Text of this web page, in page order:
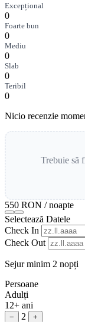
Excepțional
0
Foarte bun
0
Mediu
0
Slab
0
Teribil
0
Nicio recenzie
Trebuie să
550 RON / noapte
Selectează Datele
Check In
Check Out
Sejur minim 2 nopți
Persoane
Adulți
12+ ani
− 2 +